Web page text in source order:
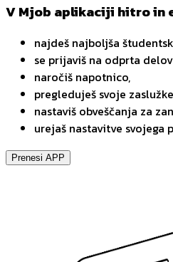
V Mjob aplikaciji hitro in
najdeš najboljša
se prijaviš na odprta
naročiš napotnico,
pregleduješ svoje
nastaviš obveščanja za
urejaš nastavitve svojega
Prenesi APP